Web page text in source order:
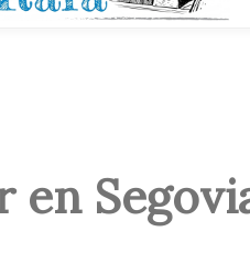
en